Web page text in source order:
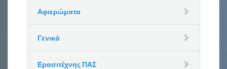
Αφιερώματα
Γενικά
Ερασιτέχνης ΠΑΣ